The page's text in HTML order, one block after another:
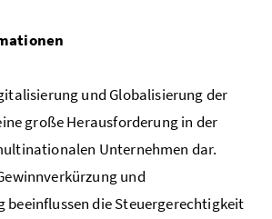
und Globalisierung der
große Herausforderung in der
Unternehmen dar.
und
beeinflussen die Steuergerechtigkeit